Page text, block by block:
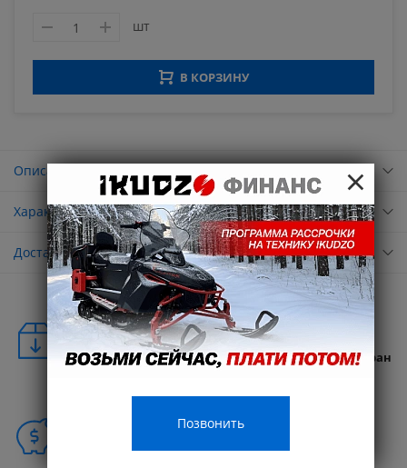
шт
В КОРЗИНУ
Описание
Характеристики
Доставка
Удобная доставка
Бесплатная доставка в любую точку России и стран
Способы покупки
×
Позвонить